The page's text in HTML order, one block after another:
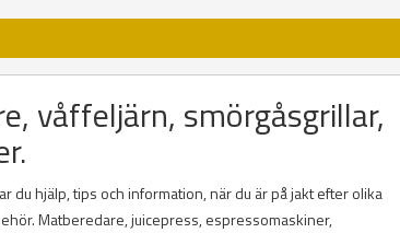
våffeljärn, smörgåsgrillar,
du hjälp, tips och information, när du är på jakt efter olika
Matberedare, juicepress, espressomaskiner,